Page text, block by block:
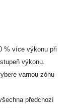
% více výkonu při
výkonu.
varnou zónu
předchozí